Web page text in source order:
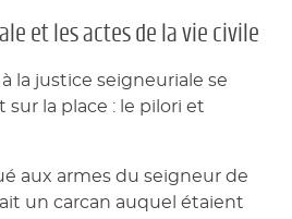
et les actes de la vie civile
la justice seigneuriale se
la place : le pilori et
aux armes du seigneur de
un carcan auquel étaient